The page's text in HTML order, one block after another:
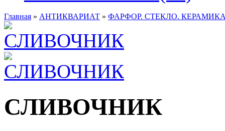
Главная » АНТИКВАРИАТ » ФАРФОР. СТЕКЛО.
СЛИВОЧНИК